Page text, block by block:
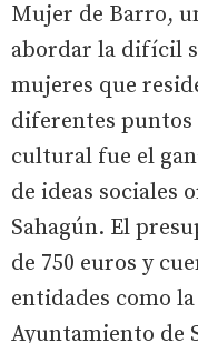
Mujer de Barro,
abordar la difícil
mujeres que
diferentes puntos
cultural fue el
de ideas sociales
Sahagún. El
de 750 euros y
entidades como
Ayuntamiento de